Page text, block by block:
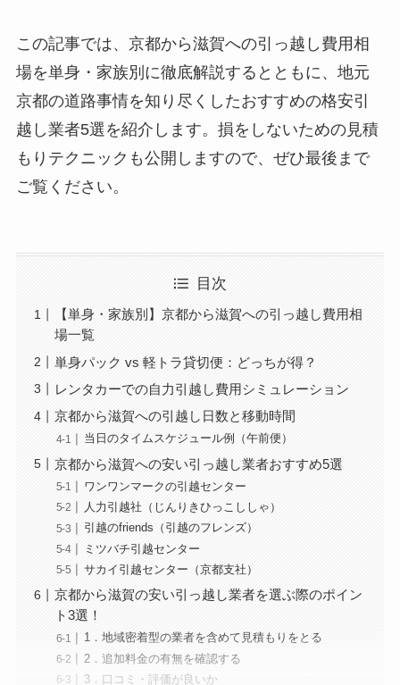
この記事では、京都から滋賀への引っ越し費用相
場を単身・家族別に徹底解説するとともに、地元
京都の道路事情を知り尽くしたおすすめの格安引
越し業者5選を紹介します。損をしないための見積
もりテクニックも公開しますので、ぜひ最後まで
ご覧ください。
目次
【単身・家族別】京都から滋賀への引っ越し費用相
場一覧
単身パック vs 軽トラ貸切便：どっちが得？
レンタカーでの自力引越し費用シミュレーション
京都から滋賀への引越し日数と移動時間
当日のタイムスケジュール例（午前便）
京都から滋賀への安い引っ越し業者おすすめ5選
ワンワンマークの引越センター
人力引越社（じんりきひっこししゃ）
引越のfriends（引越のフレンズ）
ミツバチ引越センター
サカイ引越センター（京都支社）
京都から滋賀の安い引っ越し業者を選ぶ際のポイン
ト3選！
1．地域密着型の業者を含めて見積もりをとる
2．追加料金の有無を確認する
3．口コミ・評価が良いか